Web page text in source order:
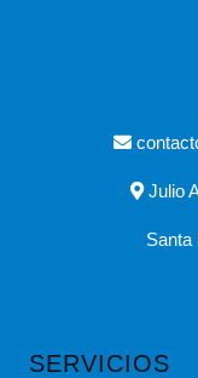
Julio
Santa
SERVICIOS